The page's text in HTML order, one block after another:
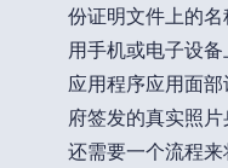
份证明文件上的
用手机或电子设
应用程序应用面
府签发的真实照
还需要一个流程